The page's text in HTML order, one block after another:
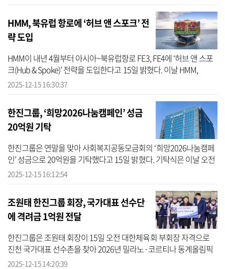
HMM, 북유럽 항로에 ‘허브 앤 스포크’ 전
략 도입
HMM이 내년 4월부터 아시아~북유럽항로 FE3, FE4에 ‘허브 앤 스포
크(Hub & Spoke)’ 전략을 도입한다고 15일 밝혔다. 이날 HMM,
ONE(일본), 양민(대만) 등 3개사로 구성된 ‘프리미어 얼라이언스
2025-12-15 16:30:37
한진그룹, ‘희망2026나눔캠페인’ 성금
20억원 기탁
한진그룹은 연말을 맞아 사회복지공동모금회의 ‘희망2026나눔캠페
인’ 성금으로 20억원을 기탁했다고 15일 밝혔다. 기탁식은 이날 오전
서울 중구 사회복지공동모금회 사랑의열매 회관에서 류경표 한진칼
2025-12-15 16:12:54
조원태 한진그룹 회장, 국가대표 선수단
에 격려금 1억원 전달
한진그룹은 조원태 회장이 15일 오전 대한체육회 부회장 자격으로
진천 국가대표 선수촌을 찾아 2026년 밀라노·코르티나 동계올림픽
선전을 기원하며 격려금 1억원을 전달했다고 밝혔다. 조원태 회장은
2025-12-15 14:20:39